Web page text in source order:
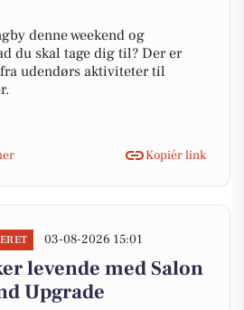
denne weekend og
du skal tage dig til? Der er
udendørs aktiviteter til
Kopiér link
03-08-2026 15:01
levende med Salon
Upgrade